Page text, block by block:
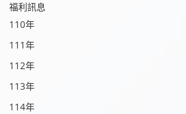
福利訊息
110年
111年
112年
113年
114年